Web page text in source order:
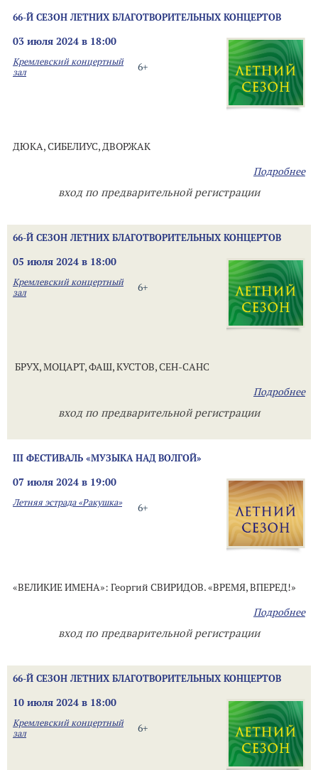
66-Й СЕЗОН ЛЕТНИХ БЛАГОТВОРИТЕЛЬНЫХ КОНЦЕРТОВ
03 июля 2024 в 18:00
6+
Кремлевский концертный
зал
ДЮКА, СИБЕЛИУС, ДВОРЖАК
Подробнее
вход по предварительной регистрации
66-Й СЕЗОН ЛЕТНИХ БЛАГОТВОРИТЕЛЬНЫХ КОНЦЕРТОВ
05 июля 2024 в 18:00
6+
Кремлевский концертный
зал
БРУХ, МОЦАРТ, ФАШ, КУСТОВ, СЕН-САНС
Подробнее
вход по предварительной регистрации
III ФЕСТИВАЛЬ «МУЗЫКА НАД ВОЛГОЙ»
07 июля 2024 в 19:00
6+
Летняя эстрада «Ракушка»
«ВЕЛИКИЕ ИМЕНА»: Георгий СВИРИДОВ. «ВРЕМЯ, ВПЕРЕД!»
Подробнее
вход по предварительной регистрации
66-Й СЕЗОН ЛЕТНИХ БЛАГОТВОРИТЕЛЬНЫХ КОНЦЕРТОВ
10 июля 2024 в 18:00
6+
Кремлевский концертный
зал